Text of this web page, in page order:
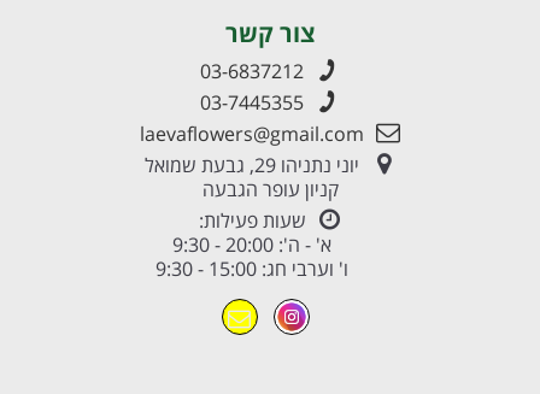
צור קשר
03-6837212
03-7445355
laevaflowers@gmail.com
יוני נתניהו 29, גבעת שמואל
קניון עופר הגבעה
שעות פעילות:
א' - ה': 20:00 - 9:30
ו' וערבי חג: 15:00 - 9:30